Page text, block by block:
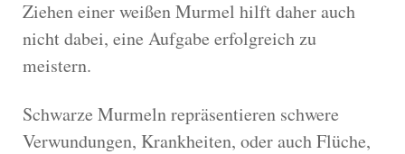
Ziehen einer weißen Murmel hilft daher auch
nicht dabei, eine Aufgabe erfolgreich zu
meistern.
Schwarze Murmeln repräsentieren schwere
Verwundungen, Krankheiten, oder auch Flüche,